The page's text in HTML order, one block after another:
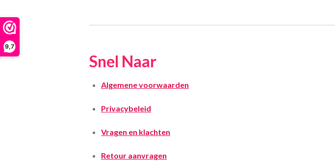
9,7
Snel Naar
Algemene voorwaarden
Privacybeleid
Vragen en klachten
Retour aanvragen